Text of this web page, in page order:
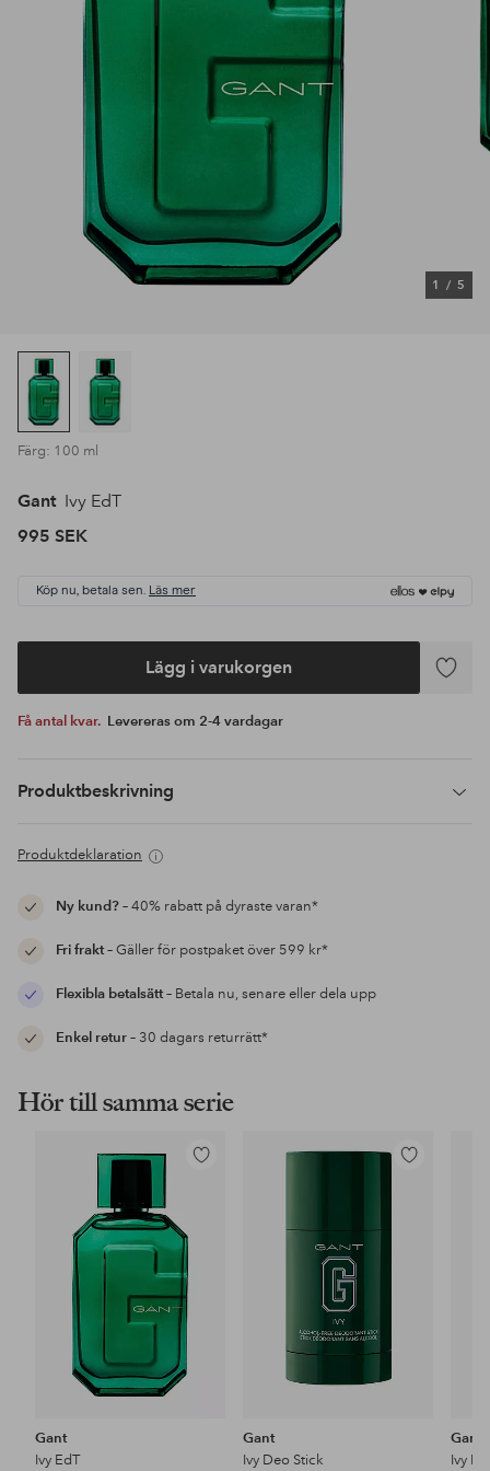
1 / 5
Färg: 100 ml
Gant Ivy EdT
995 SEK
Köp nu, betala sen. Läs mer
Lägg i varukorgen
Lägg
Få antal kvar. Levereras om 2-4 vardagar
Produktbeskrivning
Produktdeklaration
Ny kund?– 40% rabatt på dyraste varan*
Fri frakt– Gäller för postpaket över 599 kr*
Flexibla betalsätt– Betala nu, senare eller dela upp
Enkel retur– 30 dagars returrätt*
Hör till samma serie
Lägg
Gant
Ivy EdT
Lägg
Gant
Ivy Deo Stick
Gant
Ivy